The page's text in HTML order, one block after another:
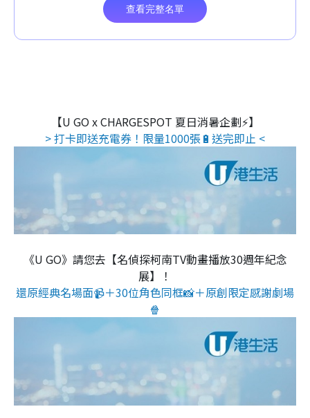
【U GO x CHARGESPOT 夏日消暑企劃⚡】
> 打卡即送充電券！限量1000張🔋送完即止 <
《U GO》請您去【名偵探柯南TV動畫播放30週年紀念
展】！
還原經典名場面📹＋30位角色同框📸＋原創限定感謝劇場
🍿